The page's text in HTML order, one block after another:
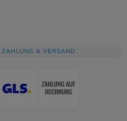
ZAHLUNG & VERSAND